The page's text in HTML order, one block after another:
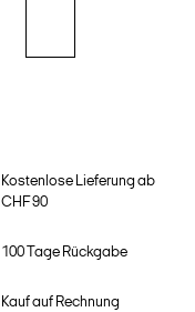
Kostenlose Lieferung ab
CHF 90
100 Tage Rückgabe
Kauf auf Rechnung